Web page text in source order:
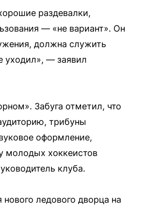
раздевалки,
— «не вариант». Он
должна служить
уходил», — заявил
Забуга отметил, что
трибуны
оформление,
молодых хоккеистов
клуба.
ледового дворца на